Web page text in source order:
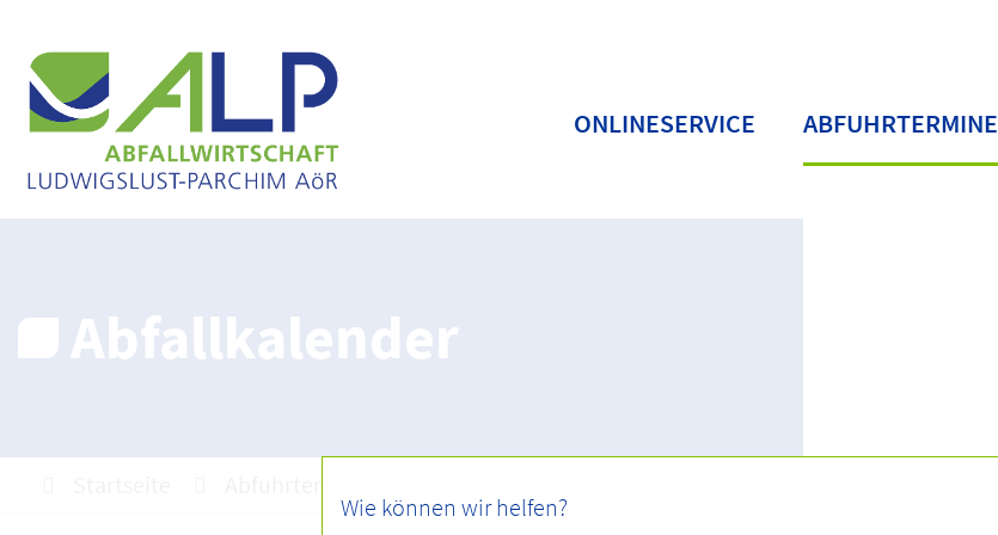
ONLINESERVICE ABFUHRTERMINE
Abfallkalender